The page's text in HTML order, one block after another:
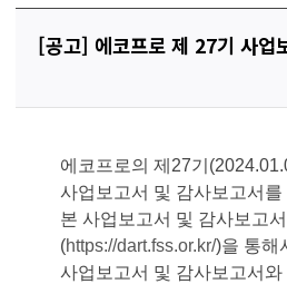
[공고] 에코프로 제 27기 사업
에코프로의 제27기
사업보고서 및 감사보고서를
본 사업보고서 및 감사보고
(https://dart.fss.or.kr/)을 통해
사업보고서 및 감사보고서